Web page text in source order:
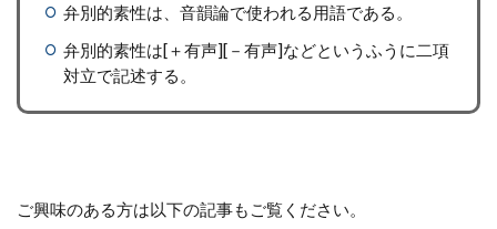
弁別的素性は、音韻論で使われる用語である。
弁別的素性は[＋有声][－有声]などというふうに二項
対立で記述する。
ご興味のある方は以下の記事もご覧ください。